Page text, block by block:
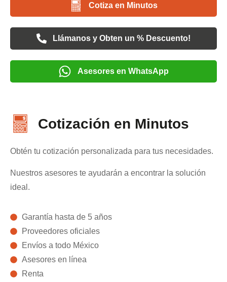
Cotiza en Minutos
Llámanos y Obten un % Descuento!
Asesores en WhatsApp
Cotización en Minutos
Obtén tu cotización personalizada para tus necesidades.
Nuestros asesores te ayudarán a encontrar la solución
ideal.
Garantía hasta de 5 años
Proveedores oficiales
Envíos a todo México
Asesores en línea
Renta